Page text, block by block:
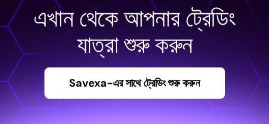
এখান থেকে আপনার ট্রেডিং
যাত্রা শুরু করুন
Savexa-এর সাথে ট্রেডিং শুরু করুন